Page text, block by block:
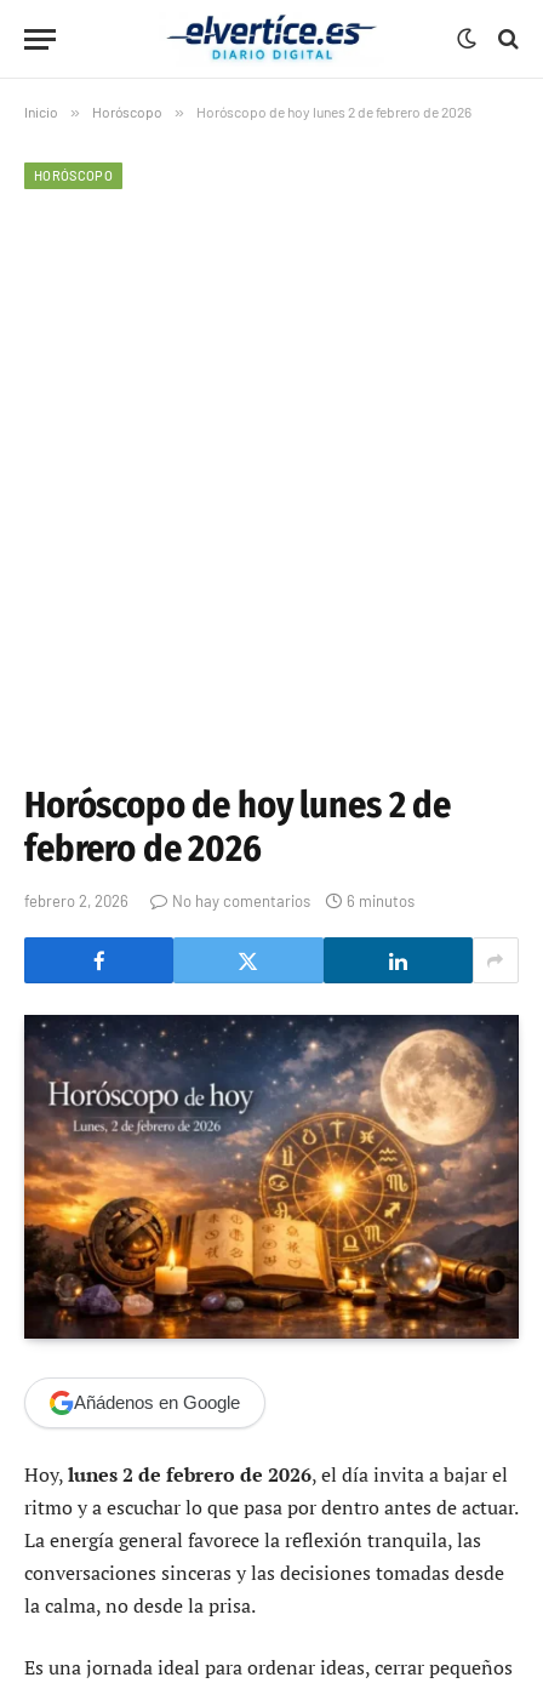
Inicio » Horóscopo » Horóscopo de hoy lunes 2 de febrero de 2026
HORÓSCOPO
Horóscopo de hoy lunes 2 de
febrero de 2026
febrero 2, 2026 No hay comentarios 6 minutos
Añádenos en Google
Hoy,lunes 2 de febrero de 2026, el día invita a bajar el
ritmo y a escuchar lo que pasa por dentro antes de actuar.
La energía general favorece la reflexión tranquila, las
conversaciones sinceras y las decisiones tomadas desde
la calma, no desde la prisa.
Es una jornada ideal para ordenar ideas, cerrar pequeños